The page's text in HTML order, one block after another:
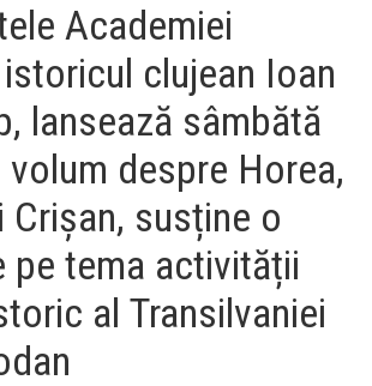
Academiei
istoricul clujean Ioan
lansează sâmbătă
volum despre Horea,
Crișan, susține o
pe tema activității
al Transilvaniei